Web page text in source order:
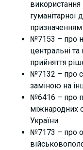
використання
гуманітарної
призначенням
№7153 – про
центральні
прийняття
№7132 – про
заміною на
№6416 – про
міжнародних
України
№7173 – про